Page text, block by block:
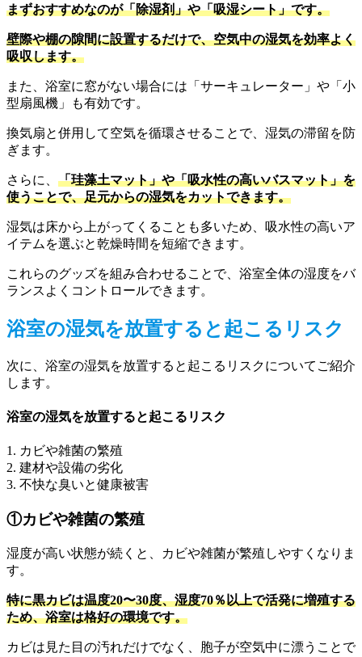
まずおすすめなのが「除湿剤」や「吸湿シート」です。
壁際や棚の隙間に設置するだけで、空気中の湿気を効率よく
吸収します。
また、浴室に窓がない場合には「サーキュレーター」や「小
型扇風機」も有効です。
換気扇と併用して空気を循環させることで、湿気の滞留を防
ぎます。
さらに、 「珪藻土マット」や「吸水性の高いバスマット」を
使うことで、足元からの湿気をカットできます。
湿気は床から上がってくることも多いため、吸水性の高いア
イテムを選ぶと乾燥時間を短縮できます。
これらのグッズを組み合わせることで、浴室全体の湿度をバ
ランスよくコントロールできます。
浴室の湿気を放置すると起こるリスク
次に、浴室の湿気を放置すると起こるリスクについてご紹介
します。
浴室の湿気を放置すると起こるリスク
1. カビや雑菌の繁殖
2. 建材や設備の劣化
3. 不快な臭いと健康被害
①カビや雑菌の繁殖
湿度が高い状態が続くと、カビや雑菌が繁殖しやすくなりま
す。
特に黒カビは温度20〜30度、湿度70％以上で活発に増殖する
ため、浴室は格好の環境です。
カビは見た目の汚れだけでなく、胞子が空気中に漂うことで